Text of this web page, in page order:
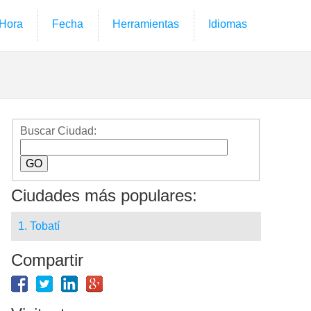
Hora Fecha Herramientas Idiomas
Buscar Ciudad:
Ciudades más populares:
1. Tobatí
Compartir